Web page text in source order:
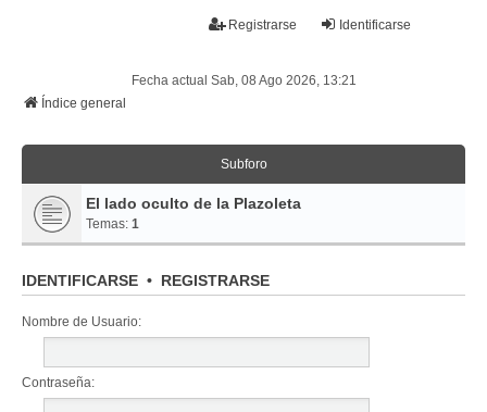
Identificarse
Registrarse
Fecha actual Sab, 08 Ago 2026, 13:21
Índice general
Subforo
El lado oculto de la Plazoleta
Temas: 1
IDENTIFICARSE • REGISTRARSE
Nombre de Usuario:
Contraseña: